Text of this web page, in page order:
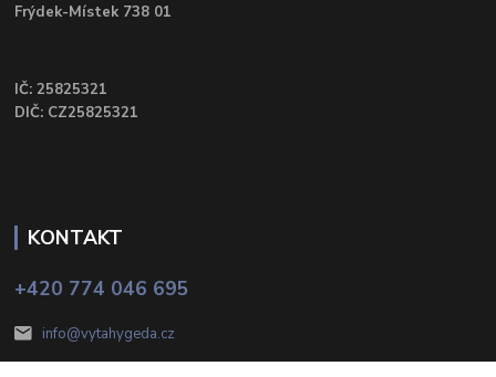
Frýdek-Místek 738 01
IČ: 25825321
DIČ: CZ25825321
KONTAKT
+420 774 046 695
info@vytahygeda.cz